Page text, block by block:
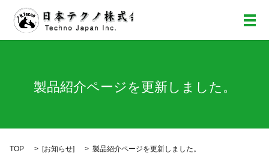
メ
製品紹介ページを更新しました。
TOP [お知らせ] 製品紹介ページを更新しました。